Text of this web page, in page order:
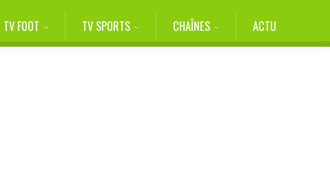
TV FOOT TV SPORTS CHAÎNES ACTU